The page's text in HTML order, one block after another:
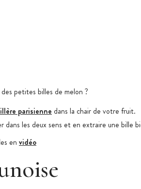
petites billes de melon ?
parisienne dans la chair de votre fruit.
dans les deux sens et en extraire une bille
en vidéo